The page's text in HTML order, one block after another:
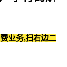
业务,扫右边二